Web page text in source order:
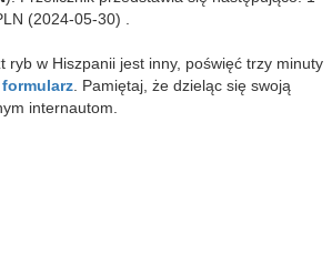
(2024-05-30) .
ryb w Hiszpanii jest inny, poświęć trzy minuty
. Pamiętaj, że dzieląc się swoją
internautom.